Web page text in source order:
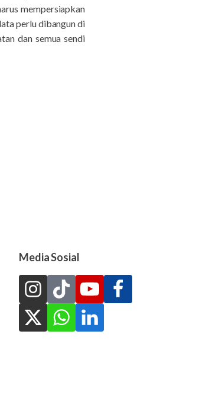
mempersiapkan
perlu dibangun di
dan semua sendi
Media Sosial